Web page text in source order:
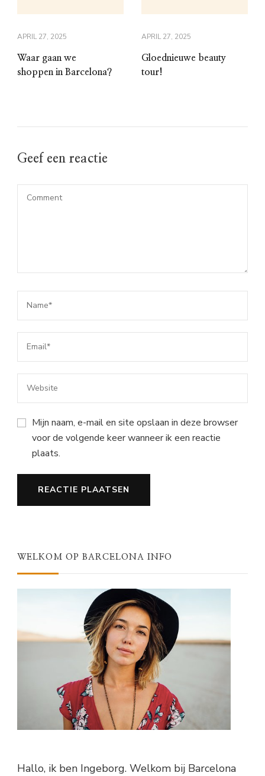
APRIL 27, 2025
Waar gaan we
shoppen in Barcelona?
APRIL 27, 2025
Gloednieuwe beauty
tour!
Geef een reactie
Mijn naam, e-mail en site opslaan in deze browser
voor de volgende keer wanneer ik een reactie
plaats.
WELKOM OP BARCELONA INFO
Hallo, ik ben Ingeborg. Welkom bij Barcelona